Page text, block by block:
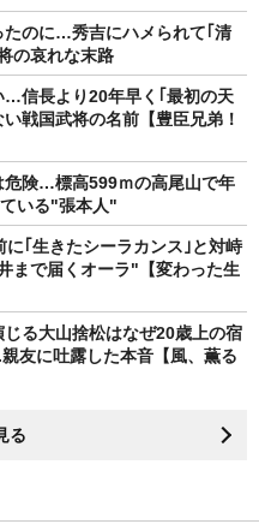
のに…秀吉にハメられて｢清
の哀れな末路
…信長より20年早く｢最初の天
戦国武将の名前【豊臣兄弟！
危険…標高599ｍの高尾山で年
いる"張本人"
｢生きたシーラカンス｣と対峙
まで届くオーラ"【変わった生
じる大山捨松はなぜ20歳上の宿
友に吐露した本音【風、薫る
る